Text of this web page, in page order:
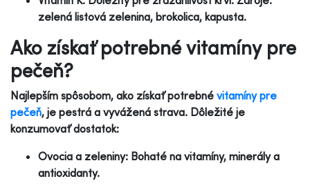
zelená listová zelenina, brokolica, kapusta.
Ako získať potrebné vitamíny pre
pečeň?
Najlepším spôsobom, ako získať potrebné vitamíny pre
pečeň, je pestrá a vyvážená strava. Dôležité je
konzumovať dostatok:
Ovocia a zeleniny: Bohaté na vitamíny, minerály a
antioxidanty.